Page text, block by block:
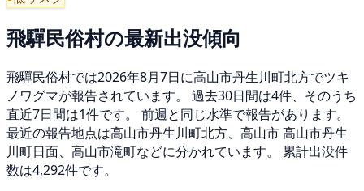
飛驒民俗村の最新出没傾向
飛驒民俗村では2026年8月7日に高山市丹生川町北方でツキ
ノワグマが報告されています。 過去30日間は4件、そのうち
直近7日間は1件です。 前週と同じ水準で報告があります。
最近の報告地点は高山市丹生川町北方、高山市 高山市丹生
川町日面、高山市滝町などに分かれています。 累計出没件
数は4,292件です。